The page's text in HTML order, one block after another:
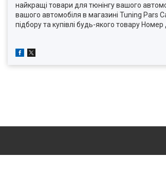
найкращі товари для тюнінгу вашого
вашого автомобіля в магазині Tuning Pars
підбору та купівлі будь-якого товару